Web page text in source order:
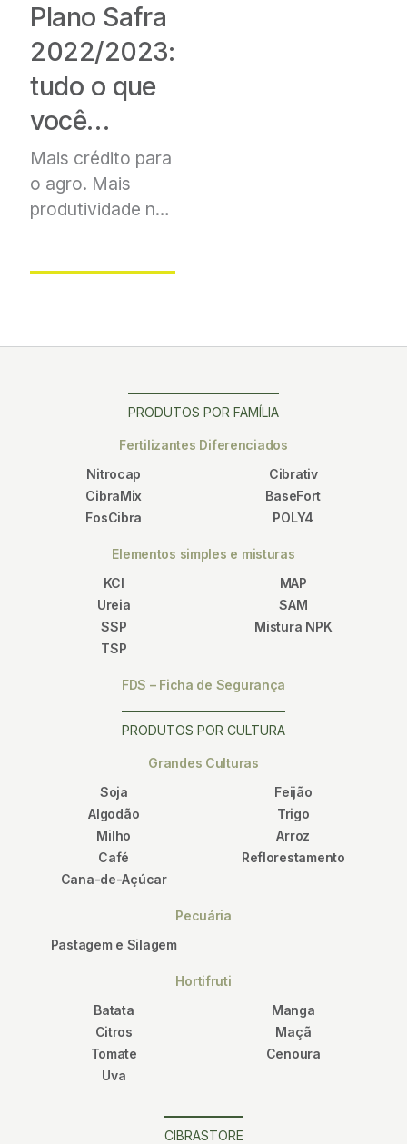
Plano Safra
2022/2023:
tudo o que
você
precisa
saber
Mais crédito para
o agro. Mais
produtividade na
PRODUTOS POR FAMÍLIA
Fertilizantes Diferenciados
Nitrocap
CibraMix
FosCibra
Cibrativ
BaseFort
POLY4
Elementos simples e misturas
KCl
Ureia
SSP
TSP
MAP
SAM
Mistura NPK
FDS – Ficha de Segurança
PRODUTOS POR CULTURA
Grandes Culturas
Soja
Algodão
Milho
Café
Cana-de-Açúcar
Feijão
Trigo
Arroz
Reflorestamento
Pecuária
Pastagem e Silagem
Hortifruti
Batata
Citros
Tomate
Uva
Manga
Maçã
Cenoura
CIBRASTORE